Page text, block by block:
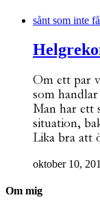
sånt som inte
Om ett par
som
Man har ett
situation,
Lika bra att
oktober 10,
Om mig